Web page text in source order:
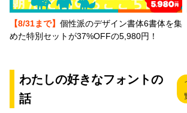
【8/31まで】 個性派のデザイン書体6書体を集
めた特別セットが37%OFFの5,980円！
わたしの好きなフォントの
話